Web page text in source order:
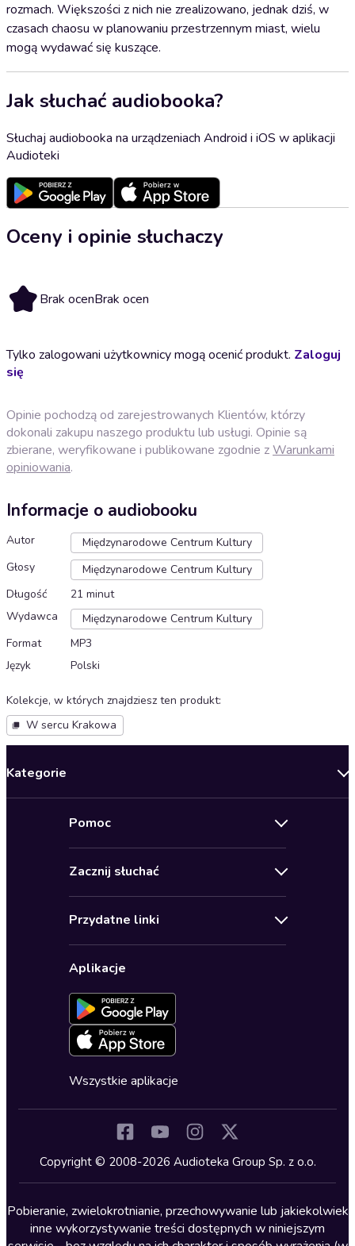
rozmach. Większości z nich nie zrealizowano, jednak dziś, w
czasach chaosu w planowaniu przestrzennym miast, wielu
mogą wydawać się kuszące.
Jak słuchać audiobooka?
Słuchaj audiobooka na urządzeniach Android i iOS w aplikacji
Audioteki
Oceny i opinie słuchaczy
Brak ocenBrak ocen
Tylko zalogowani użytkownicy mogą ocenić produkt. Zaloguj
się
Opinie pochodzą od zarejestrowanych Klientów, którzy
dokonali zakupu naszego produktu lub usługi. Opinie są
zbierane, weryfikowane i publikowane zgodnie zWarunkami
opiniowania.
Informacje o audiobooku
Autor
Międzynarodowe Centrum Kultury
Głosy
Międzynarodowe Centrum Kultury
Długość
21 minut
Wydawca
Międzynarodowe Centrum Kultury
Format
MP3
Język
Polski
Kolekcje, w których znajdziesz ten produkt:
W sercu Krakowa
Kategorie
Biznes, marketing, ekonomia
Dla młodzieży
Kryminały
Lektury szkolne
Literatura anglojęzyczna
Literatura faktu
Pomoc
Pomoc
Ustawienia prywatności
Formularz zgłaszania nielegalnych treści
Deklaracja dostępności
Zacznij słuchać
Karnety
Oferta dla firm i bibliotek
Przydatne linki
Dołącz do newslettera
Blog
Zapowiedzi
Cykle audiobooków
Aplikacje
Wszystkie aplikacje
Copyright © 2008-2026 Audioteka Group Sp. z o.o.
Pobieranie, zwielokrotnianie, przechowywanie lub jakiekolwiek
inne wykorzystywanie treści dostępnych w niniejszym